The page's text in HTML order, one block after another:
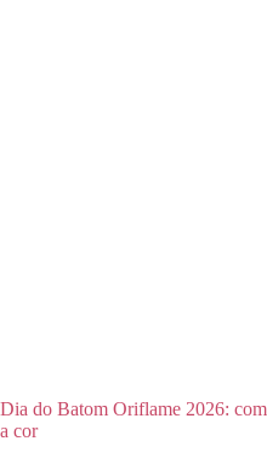
Dia do Batom Oriflame 2026:
a cor